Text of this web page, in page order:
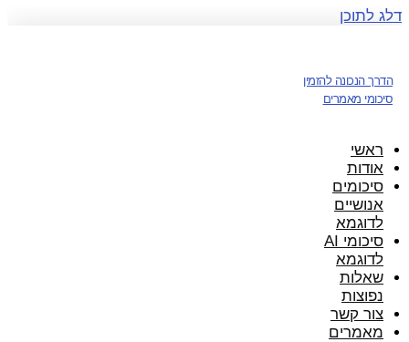
דלג לתוכן
הדרך הנכונה להזמין
סיכומי מאמרים
ראשי
אודות
סיכומים
אנושיים
לדוגמא
סיכומי AI
לדוגמא
שאלות
נפוצות
צור קשר
מאמרים